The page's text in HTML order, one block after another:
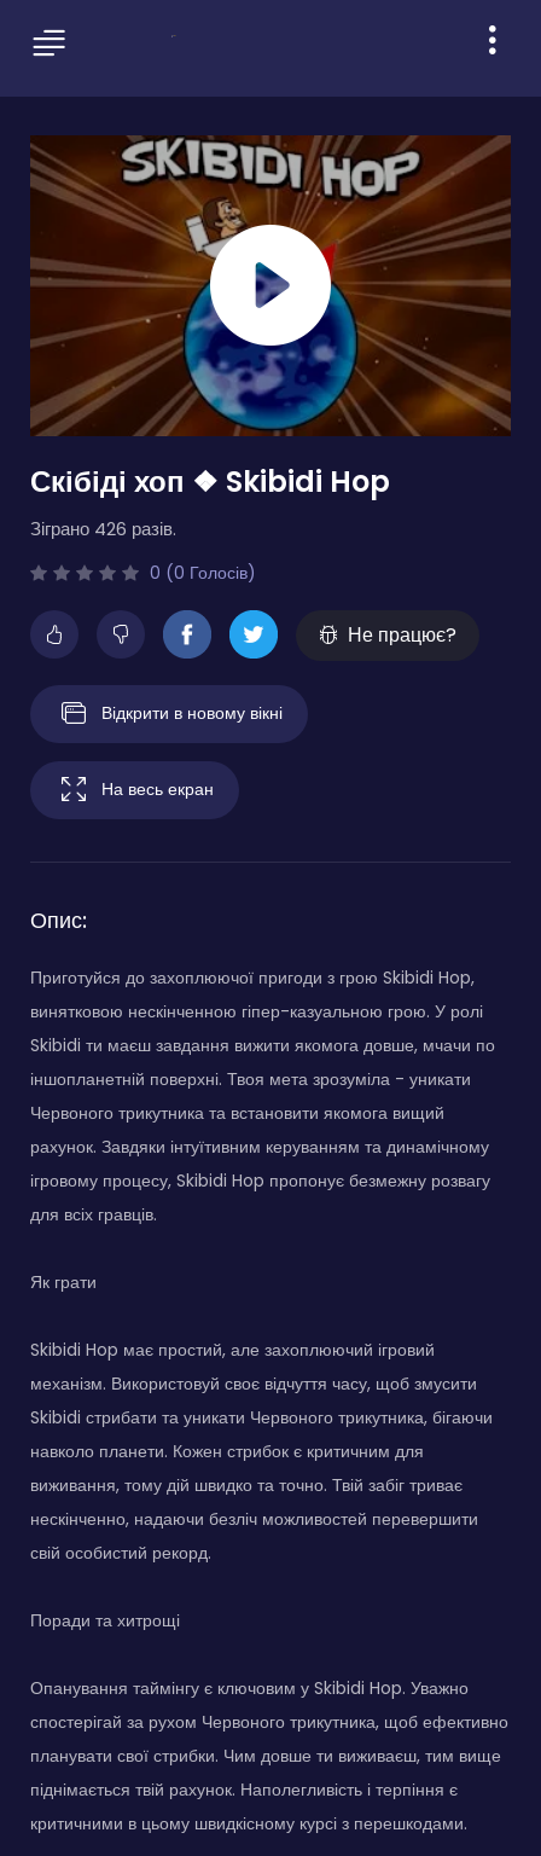
Скібіді хоп ❖ Skibidi Hop
Зіграно 426 разів.
0 (0 Голосів)
Не працює?
Відкрити в новому вікні
На весь екран
Опис:
Приготуйся до захоплюючої пригоди з грою Skibidi Hop,
винятковою нескінченною гіпер-казуальною грою. У ролі
Skibidi ти маєш завдання вижити якомога довше, мчачи по
іншопланетній поверхні. Твоя мета зрозуміла - уникати
Червоного трикутника та встановити якомога вищий
рахунок. Завдяки інтуїтивним керуванням та динамічному
ігровому процесу, Skibidi Hop пропонує безмежну розвагу
для всіх гравців.
Як грати
Skibidi Hop має простий, але захоплюючий ігровий
механізм. Використовуй своє відчуття часу, щоб змусити
Skibidi стрибати та уникати Червоного трикутника, бігаючи
навколо планети. Кожен стрибок є критичним для
виживання, тому дій швидко та точно. Твій забіг триває
нескінченно, надаючи безліч можливостей перевершити
свій особистий рекорд.
Поради та хитрощі
Опанування таймінгу є ключовим у Skibidi Hop. Уважно
спостерігай за рухом Червоного трикутника, щоб ефективно
планувати свої стрибки. Чим довше ти виживаєш, тим вище
піднімається твій рахунок. Наполегливість і терпіння є
критичними в цьому швидкісному курсі з перешкодами.